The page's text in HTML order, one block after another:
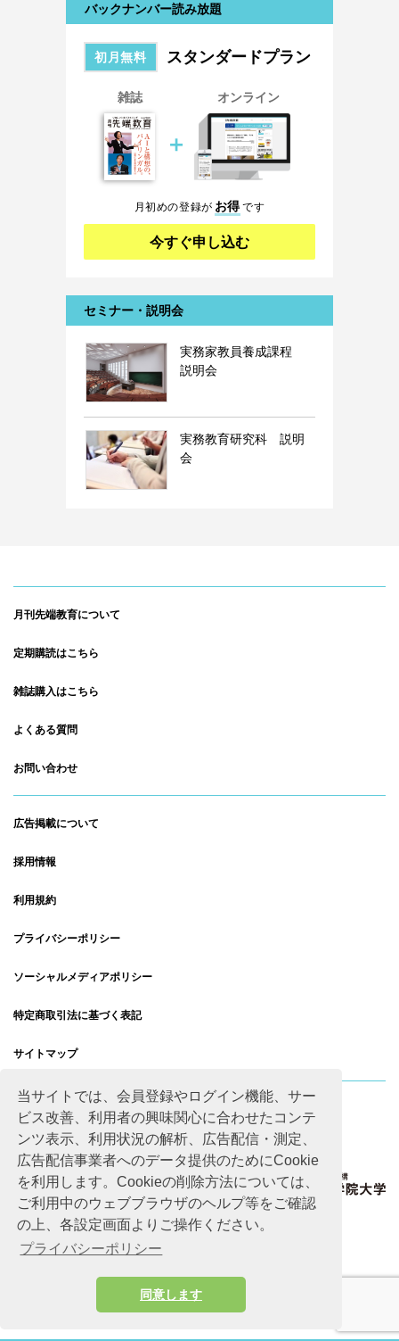
当サイトでは、会員登録やログイン機能、サー
ビス改善、利用者の興味関心に合わせたコンテ
ンツ表示、利用状況の解析、広告配信・測定、
広告配信事業者へのデータ提供のためにCookie
を利用します。Cookieの削除方法については、
ご利用中のウェブブラウザのヘルプ等をご確認
の上、各設定画面よりご操作ください。
プライバシーポリシー
同意します
バックナンバー読み放題
初月無料 スタンダードプラン
雑誌
＋
オンライン
月初めの登録が お得です
今すぐ申し込む
セミナー・説明会
実務家教員養成課程
説明会
実務教育研究科 説明
会
月刊先端教育について
定期購読はこちら
雑誌購入はこちら
よくある質問
お問い合わせ
広告掲載について
採用情報
利用規約
プライバシーポリシー
ソーシャルメディアポリシー
特定商取引法に基づく表記
サイトマップ